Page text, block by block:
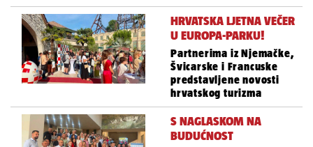
HRVATSKA LJETNA VEČER
U EUROPA-PARKU!
Partnerima iz Njemačke,
Švicarske i Francuske
predstavljene novosti
hrvatskog turizma
S NAGLASKOM NA
BUDUĆNOST